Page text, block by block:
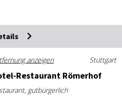
anzeigen Stuttgart
Re­stau­rant Rö­mer­hof
gutbürgerlich